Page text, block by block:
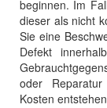
beginnen. Im
dieser als nicht
Sie eine
Defekt
oder
Kosten